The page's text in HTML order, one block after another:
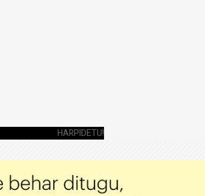
HARPIDETU!